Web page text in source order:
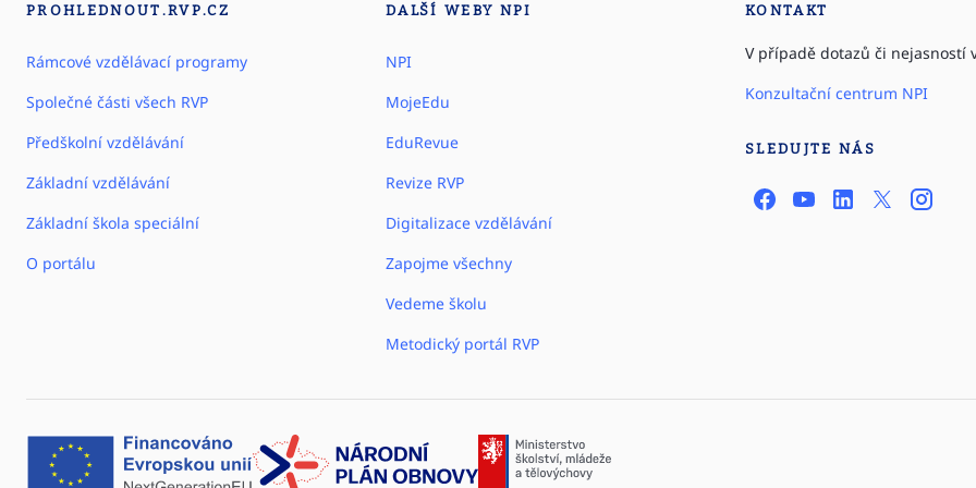
PROHLEDNOUT.RVP.CZ
Rámcové vzdělávací programy
Společné části všech RVP
Předškolní vzdělávání
Základní vzdělávání
Základní škola speciální
O portálu
DALŠÍ WEBY NPI
NPI
MojeEdu
EduRevue
Revize RVP
Digitalizace vzdělávání
Zapojme všechny
Vedeme školu
Metodický portál RVP
KONTAKT
V případě dotazů či nejasností
Konzultační centrum NPI
SLEDUJTE NÁS